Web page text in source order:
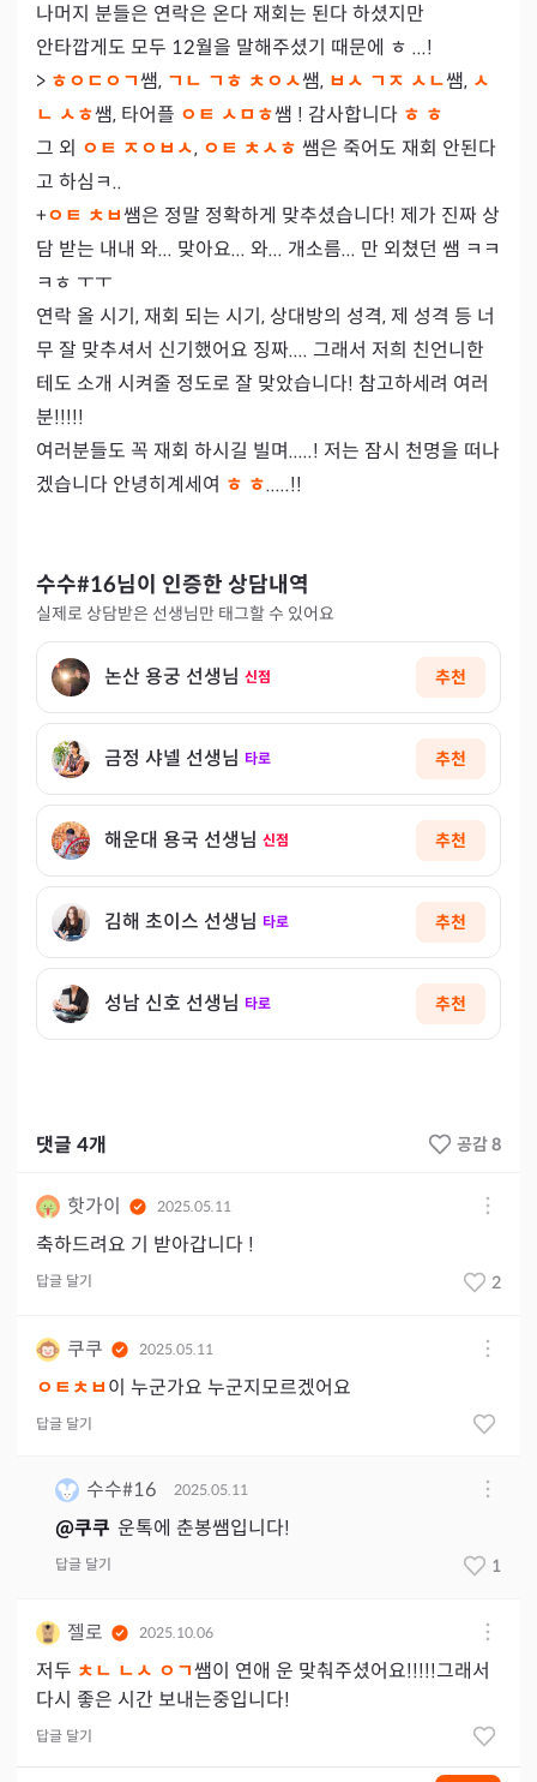
나머지 분들은 연락은 온다 재회는 된다 하셨지만
안타깝게도 모두 12월을 말해주셨기 때문에 ㅎ ...!
> ㅎㅇㄷㅇㄱ쌤, ㄱㄴ ㄱㅎ ㅊㅇㅅ쌤, ㅂㅅ ㄱㅈ ㅅㄴ쌤, ㅅ
ㄴ ㅅㅎ쌤, 타어플 ㅇㅌ ㅅㅁㅎ쌤 ! 감사합니다 ㅎ ㅎ
그 외 ㅇㅌ ㅈㅇㅂㅅ, ㅇㅌ ㅊㅅㅎ 쌤은 죽어도 재회 안된다
고 하심ㅋ..
+ㅇㅌ ㅊㅂ쌤은 정말 정확하게 맞추셨습니다! 제가 진짜 상
담 받는 내내 와... 맞아요... 와... 개소름... 만 외쳤던 쌤 ㅋㅋ
ㅋㅎ ㅜㅜ
연락 올 시기, 재회 되는 시기, 상대방의 성격, 제 성격 등 너
무 잘 맞추셔서 신기했어요 징짜.... 그래서 저희 친언니한
테도 소개 시켜줄 정도로 잘 맞았습니다! 참고하세려 여러
분!!!!!
여러분들도 꼭 재회 하시길 빌며.....! 저는 잠시 천명을 떠나
겠습니다 안녕히계세여 ㅎ ㅎ.....!!
수수#16님이 인증한 상담내역
실제로 상담받은 선생님만 태그할 수 있어요
논산 용궁 선생님 신점 추천
금정 샤넬 선생님 타로 추천
해운대 용국 선생님 신점 추천
김해 초이스 선생님 타로 추천
성남 신호 선생님 타로 추천
댓글 4개 공감 8
핫가이 2025.05.11
축하드려요 기 받아갑니다 !
답글 달기 2
쿠쿠 2025.05.11
ㅇㅌㅊㅂ이 누군가요 누군지모르겠어요
답글 달기
수수#16 2025.05.11
@쿠쿠 운톡에 춘봉쌤입니다!
답글 달기 1
젤로 2025.10.06
저두 ㅊㄴ ㄴㅅ ㅇㄱ쌤이 연애 운 맞춰주셨어요!!!!!그래서
다시 좋은 시간 보내는중입니다!
답글 달기